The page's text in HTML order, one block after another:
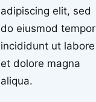
adipiscing elit, sed
do eiusmod tempor
incididunt ut labore
et dolore magna
aliqua.